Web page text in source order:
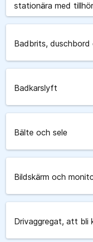
stationära med
Badbrits,
Badkarslyft
Bälte och sele
Bildskärm och
Drivaggregat, att bli